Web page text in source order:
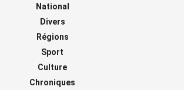
National
Divers
Régions
Sport
Culture
Chroniques